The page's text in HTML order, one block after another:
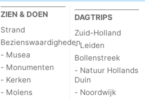
ZIEN & DOEN
Strand
Bezienswaardigheden
- Musea
- Monumenten
- Kerken
- Molens
DAGTRIPS
Zuid-Holland
- Leiden
Bollenstreek
- Natuur Hollands
Duin
- Noordwijk